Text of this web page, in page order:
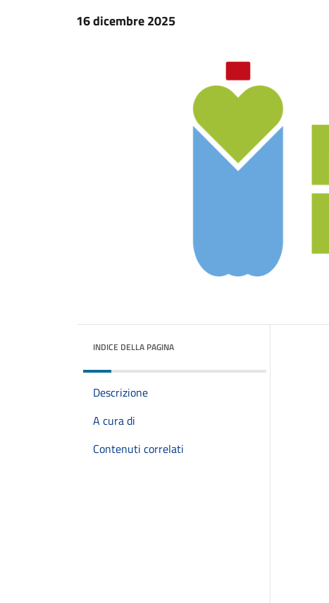
16 dicembre 2025
INDICE DELLA PAGINA
Descrizione
A cura di
Contenuti correlati